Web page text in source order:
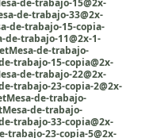
de-trabajo-15@2x-
de-trabajo-33@2x-
de-trabajo-15-copia-
de-trabajo-11@2x-1-
de-trabajo-
trabajo-15-copia@2x-
de-trabajo-22@2x-
trabajo-23-copia-2@2x-
de-trabajo-
de-trabajo-
trabajo-33-copia@2x-
trabajo-23-copia-5@2x-